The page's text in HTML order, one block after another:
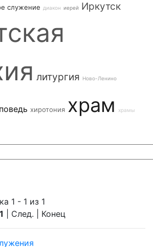
служение диакон иерей Иркутск
литургия Ново-Ленино
хиротония храм храмы
1 - 1 из 1
1 | След. | Конец